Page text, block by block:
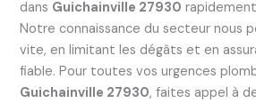
dans Guichainville 27930
Notre connaissance du secteur nous
vite, en limitant les dégâts et en
fiable. Pour toutes vos urgences
Guichainville 27930, faites appel à